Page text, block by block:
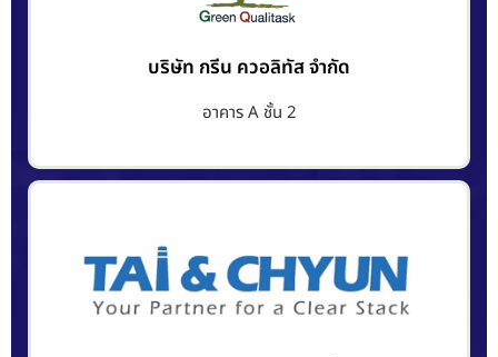
บริษัท กรีน ควอลิทัส จำกัด
อาคาร A ชั้น 2